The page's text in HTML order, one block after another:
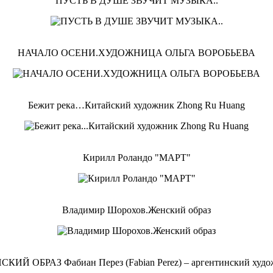
НАЧАЛО ОСЕНИ.ХУДОЖНИЦА ОЛЬГА ВОРОБЬЕВА
Бежит река…Китайский художник Zhong Ru Huang
Кирилл Роландо "МАРТ"
Владимир Шорохов.Женский образ
ОБРАЗ Фабиан Перез (Fabian Perez) – аргентинский